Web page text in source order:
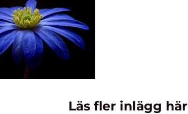
Läs fler inlägg här